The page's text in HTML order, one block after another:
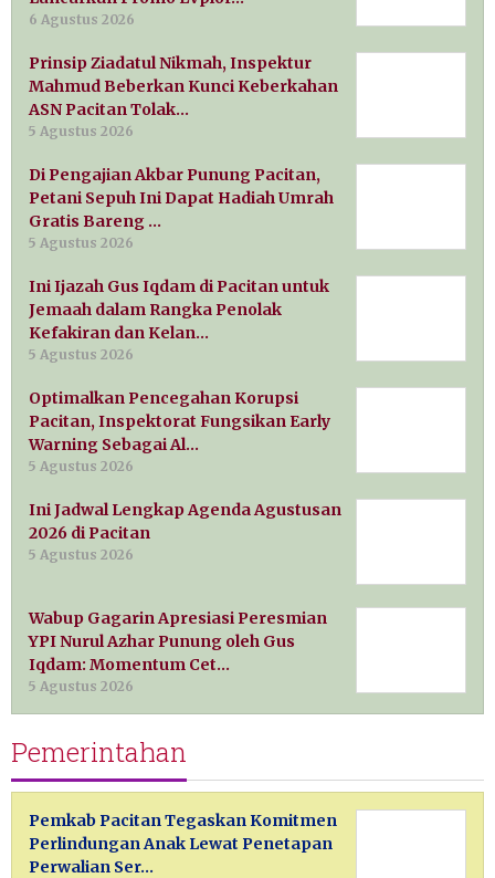
6 Agustus 2026
Prinsip Ziadatul Nikmah, Inspektur
Mahmud Beberkan Kunci Keberkahan
ASN Pacitan Tolak…
5 Agustus 2026
Di Pengajian Akbar Punung Pacitan,
Petani Sepuh Ini Dapat Hadiah Umrah
Gratis Bareng …
5 Agustus 2026
Ini Ijazah Gus Iqdam di Pacitan untuk
Jemaah dalam Rangka Penolak
Kefakiran dan Kelan…
5 Agustus 2026
Optimalkan Pencegahan Korupsi
Pacitan, Inspektorat Fungsikan Early
Warning Sebagai Al…
5 Agustus 2026
Ini Jadwal Lengkap Agenda Agustusan
2026 di Pacitan
5 Agustus 2026
Wabup Gagarin Apresiasi Peresmian
YPI Nurul Azhar Punung oleh Gus
Iqdam: Momentum Cet…
5 Agustus 2026
Pemerintahan
Pemkab Pacitan Tegaskan Komitmen
Perlindungan Anak Lewat Penetapan
Perwalian Ser…